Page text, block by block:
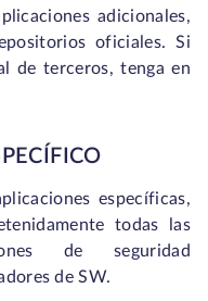
adicionales,
oficiales. Si
de terceros, tenga en
específicas,
todas las
de seguridad
de SW.